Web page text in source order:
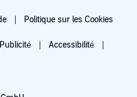
Politique sur les Cookies
Accessibilité